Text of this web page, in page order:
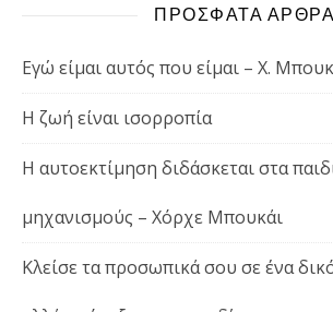
ΠΡΟΣΦΑΤΑ ΑΡΘΡΑ
Εγώ είμαι αυτός που είμαι – Χ.
Η ζωή είναι ισορροπία
Η αυτοεκτίμηση διδάσκεται στα
μηχανισμούς – Χόρχε Μπουκάι
Κλείσε τα προσωπικά σου σε ένα